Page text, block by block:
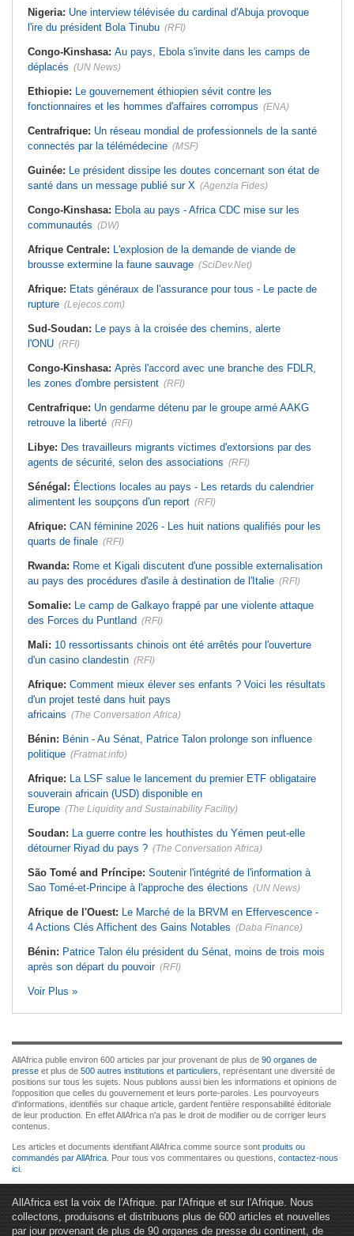
Nigeria: Une interview télévisée du cardinal d'Abuja provoque
l'ire du président Bola Tinubu (RFI)
Congo-Kinshasa: Au pays, Ebola s'invite dans les camps de
déplacés (UN News)
Ethiopie: Le gouvernement éthiopien sévit contre les
fonctionnaires et les hommes d'affaires corrompus (ENA)
Centrafrique: Un réseau mondial de professionnels de la santé
connectés par la télémédecine (MSF)
Guinée: Le président dissipe les doutes concernant son état de
santé dans un message publié sur X (Agenzia Fides)
Congo-Kinshasa: Ebola au pays - Africa CDC mise sur les
communautés (DW)
Afrique Centrale: L'explosion de la demande de viande de
brousse extermine la faune sauvage (SciDev.Net)
Afrique: Etats généraux de l'assurance pour tous - Le pacte de
rupture (Lejecos.com)
Sud-Soudan: Le pays à la croisée des chemins, alerte
l'ONU (RFI)
Congo-Kinshasa: Après l'accord avec une branche des FDLR,
les zones d'ombre persistent (RFI)
Centrafrique: Un gendarme détenu par le groupe armé AAKG
retrouve la liberté (RFI)
Libye: Des travailleurs migrants victimes d'extorsions par des
agents de sécurité, selon des associations (RFI)
Sénégal: Élections locales au pays - Les retards du calendrier
alimentent les soupçons d'un report (RFI)
Afrique: CAN féminine 2026 - Les huit nations qualifiés pour les
quarts de finale (RFI)
Rwanda: Rome et Kigali discutent d'une possible externalisation
au pays des procédures d'asile à destination de l'Italie (RFI)
Somalie: Le camp de Galkayo frappé par une violente attaque
des Forces du Puntland (RFI)
Mali: 10 ressortissants chinois ont été arrêtés pour l'ouverture
d'un casino clandestin (RFI)
Afrique: Comment mieux élever ses enfants ? Voici les résultats
d'un projet testé dans huit pays
africains (The Conversation Africa)
Bénin: Bénin - Au Sénat, Patrice Talon prolonge son influence
politique (Fratmat.info)
Afrique: La LSF salue le lancement du premier ETF obligataire
souverain africain (USD) disponible en
Europe (The Liquidity and Sustainability Facility)
Soudan: La guerre contre les houthistes du Yémen peut-elle
détourner Riyad du pays ? (The Conversation Africa)
São Tomé and Príncipe: Soutenir l'intégrité de l'information à
Sao Tomé-et-Principe à l'approche des élections (UN News)
Afrique de l'Ouest: Le Marché de la BRVM en Effervescence -
4 Actions Clés Affichent des Gains Notables (Daba Finance)
Bénin: Patrice Talon élu président du Sénat, moins de trois mois
après son départ du pouvoir (RFI)
Voir Plus »
AllAfrica publie environ 600 articles par jour provenant de plus de 90 organes de
presse et plus de 500 autres institutions et particuliers , représentant une diversité de
positions sur tous les sujets. Nous publions aussi bien les informations et opinions de
l'opposition que celles du gouvernement et leurs porte-paroles. Les pourvoyeurs
d'informations, identifiés sur chaque article, gardent l'entière responsabilité éditoriale
de leur production. En effet AllAfrica n'a pas le droit de modifier ou de corriger leurs
contenus.
Les articles et documents identifiant AllAfrica comme source sont produits ou
commandés par AllAfrica . Pour tous vos commentaires ou questions, contactez-nous
ici
AllAfrica est la voix de l'Afrique. par l'Afrique et sur l'Afrique. Nous
collectons, produisons et distribuons plus de 600 articles et nouvelles
par jour provenant de plus de 90 organes de presse du continent, de